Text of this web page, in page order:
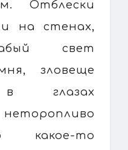
Отблески
на стенах,
свет
зловеще
в глазах
какое-то